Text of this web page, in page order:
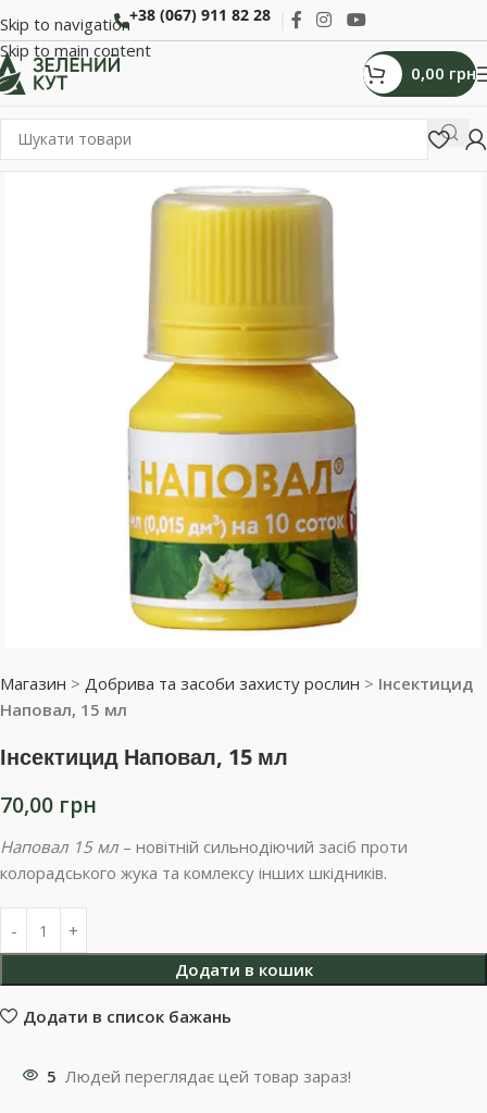
Skip to navigation
Skip to main content
+38 (067) 911 82 28
0,00 грн
Магазин > Добрива та засоби захисту рослин > Інсектицид
Наповал, 15 мл
Інсектицид Наповал, 15 мл
70,00 грн
Наповал 15 мл – новітній сильнодіючий засіб проти
колорадського жука та комлексу інших шкідників.
Додати в кошик
Додати в список бажань
5 Людей переглядає цей товар зараз!